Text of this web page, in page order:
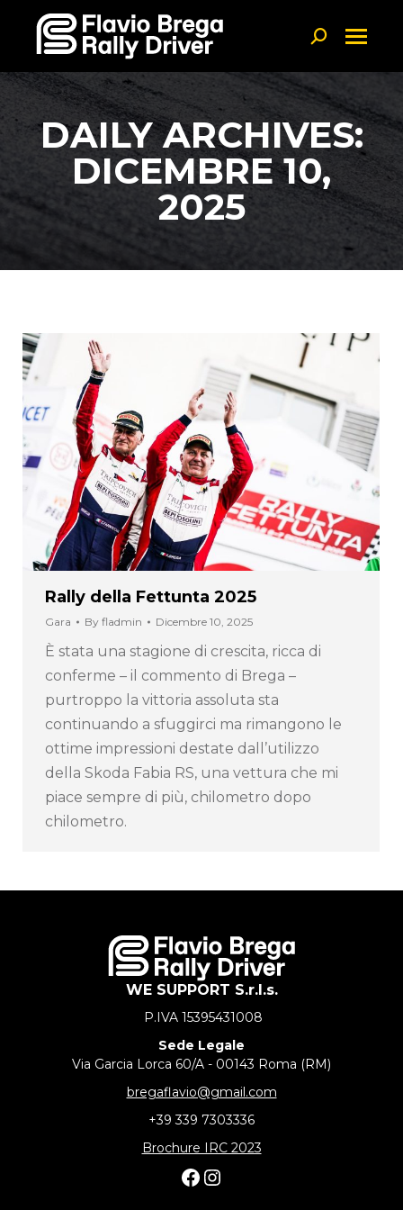
Linkedin page opens in new window
Search:
DAILY ARCHIVES:
DICEMBRE 10,
2025
Rally della Fettunta 2025
Gara By fladmin Dicembre 10, 2025
È stata una stagione di crescita, ricca di
conferme – il commento di Brega –
purtroppo la vittoria assoluta sta
continuando a sfuggirci ma rimangono le
ottime impressioni destate dall’utilizzo
della Skoda Fabia RS, una vettura che mi
piace sempre di più, chilometro dopo
chilometro.
WE SUPPORT S.r.l.s.
P.IVA 15395431008
Sede Legale
Via Garcia Lorca 60/A - 00143 Roma (RM)
bregaflavio@gmail.com
+39 339 7303336
Brochure IRC 2023
Facebook Instagram